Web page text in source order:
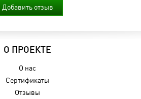
Добавить отзыв
О ПРОЕКТЕ
О нас
Сертификаты
Отзывы